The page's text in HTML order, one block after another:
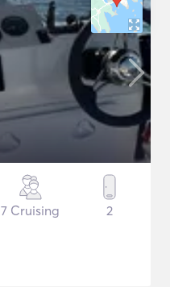
7 Cruising 2